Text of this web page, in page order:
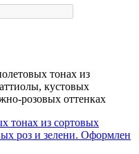
тонах из сортовых
роз и зелени. Оформлен